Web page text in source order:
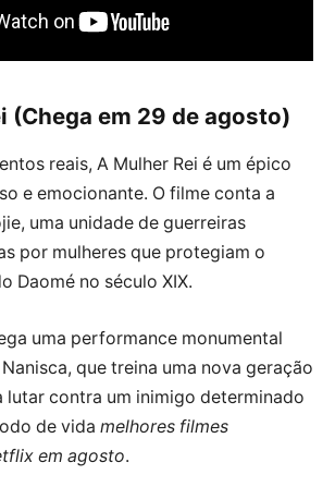
(Chega em 29 de agosto)
reais, A Mulher Rei é um épico
e emocionante. O filme conta a
uma unidade de guerreiras
por mulheres que protegiam o
Daomé no século XIX.
uma performance monumental
que treina uma nova geração
lutar contra um inimigo determinado
de vida melhores filmes
em agosto.